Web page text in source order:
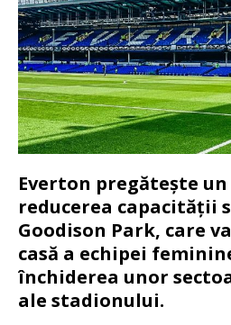
Everton pregătește
reducerea capacității
Goodison Park, care
casă a echipei
închiderea unor
ale stadionului.